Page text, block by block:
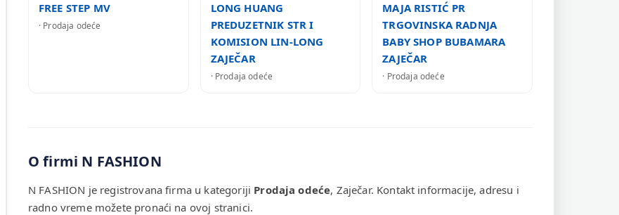
FREE STEP MV
· Prodaja odeće
LONG HUANG
PREDUZETNIK STR I
KOMISION LIN-LONG
ZAJEČAR
· Prodaja odeće
MAJA RISTIĆ PR
TRGOVINSKA RADNJA
BABY SHOP BUBAMARA
ZAJEČAR
· Prodaja odeće
O firmi N FASHION
N FASHION je registrovana firma u kategoriji Prodaja odeće, Zaječar. Kontakt informacije, adresu i
radno vreme možete pronaći na ovoj stranici.